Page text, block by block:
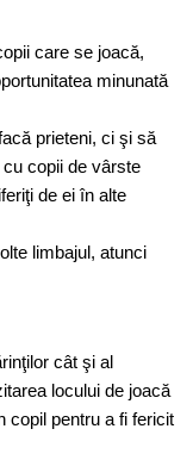
care se joacă,
minunată
prieteni, ci şi să
copii de vârste
de ei în alte
limbajul, atunci
cât şi al
locului de joacă
copil pentru a fi fericit